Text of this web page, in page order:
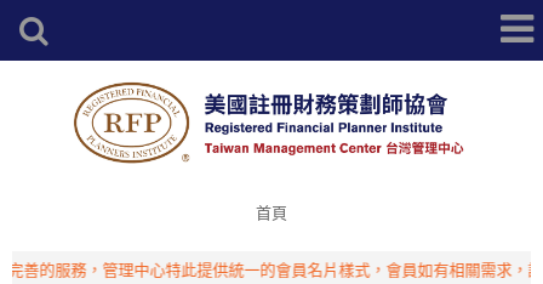
首頁
的服務，管理中心特此提供統一的會員名片樣式，會員如有相關需求，請洽